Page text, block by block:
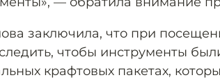
заключила, что при
чтобы инструменты
крафтовых пакетах,